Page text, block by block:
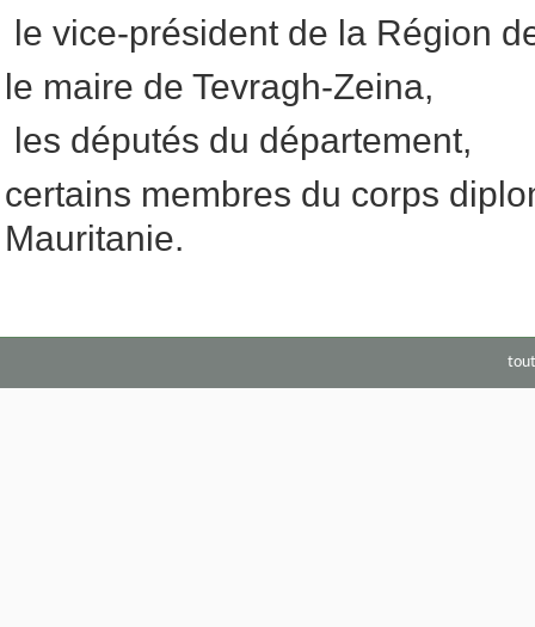
le vice-président de la Région
le maire de Tevragh-Zeina,
les députés du département,
certains membres du corps
Mauritanie.